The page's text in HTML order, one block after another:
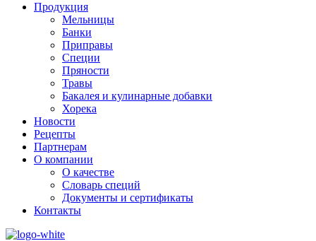
Продукция
Мельницы
Банки
Приправы
Специи
Пряности
Травы
Бакалея и кулинарные добавки
Хорека
Новости
Рецепты
Партнерам
О компании
О качестве
Словарь специй
Документы и сертификаты
Контакты